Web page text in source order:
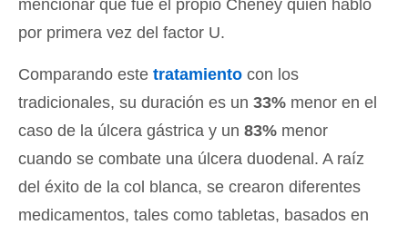
mencionar que fue el propio Cheney quien habló
por primera vez del factor U.
Comparando este tratamiento con los
tradicionales, su duración es un 33% menor en el
caso de la úlcera gástrica y un 83% menor
cuando se combate una úlcera duodenal. A raíz
del éxito de la col blanca, se crearon diferentes
medicamentos, tales como tabletas, basados en